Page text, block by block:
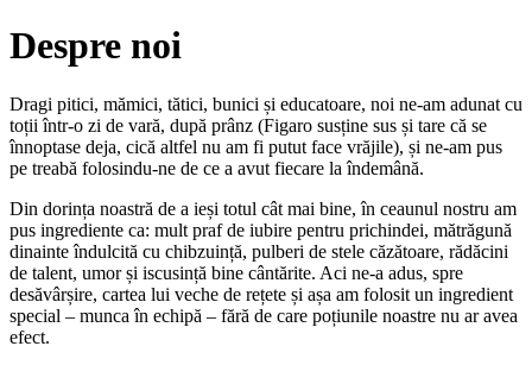
Despre noi
Dragi pitici, mămici, tătici, bunici și educatoare, noi ne-am adunat cu
toții într-o zi de vară, după prânz (Figaro susține sus și tare că se
înnoptase deja, cică altfel nu am fi putut face vrăjile), și ne-am pus
pe treabă folosindu-ne de ce a avut fiecare la îndemână.
Din dorința noastră de a ieși totul cât mai bine, în ceaunul nostru am
pus ingrediente ca: mult praf de iubire pentru prichindei, mătrăgună
dinainte îndulcită cu chibzuință, pulberi de stele căzătoare, rădăcini
de talent, umor și iscusință bine cântărite. Aci ne-a adus, spre
desăvârșire, cartea lui veche de rețete și așa am folosit un ingredient
special – munca în echipă – fără de care poțiunile noastre nu ar avea
efect.